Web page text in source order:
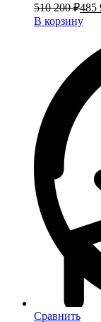
510 200 ₽485
В корзину
Сравнить